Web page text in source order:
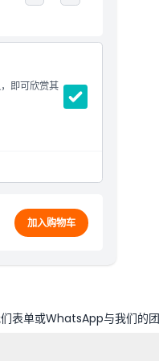
即可欣赏其
加入购物车
表单或WhatsApp与我们的团